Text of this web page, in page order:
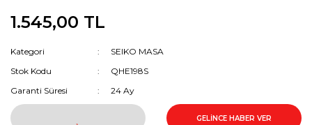
1.545,00 TL
Kategori
SEIKO MASA
Stok Kodu
QHE198S
Garanti Süresi
24 Ay
GELİNCE HABER VER